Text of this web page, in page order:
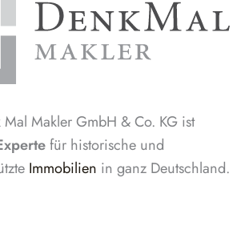
Mal Makler GmbH & Co. KG ist
für historische und
Immobilien in ganz Deutschland.